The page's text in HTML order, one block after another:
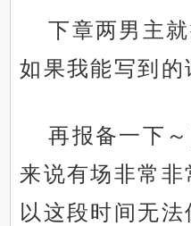
下章两男主
如果我能写到的
再报备一下
来说有场非常
以这段时间无